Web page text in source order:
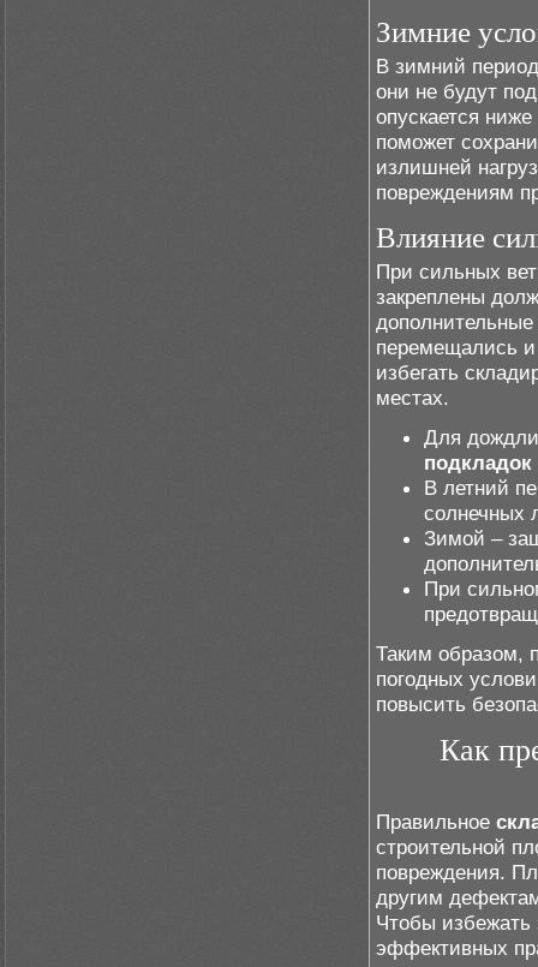
Зимние
В зимний
они не будут
опускается
поможет
излишней
повреждениям
Влияние
При сильных
закреплены
перемещались и
избегать
местах.
Для
подкладок
В летний
солнечных
Зимой –
При
Таким образом,
погодных
повысить
Как
Правильное
строительной
повреждения.
другим
Чтобы избежать
эффективных